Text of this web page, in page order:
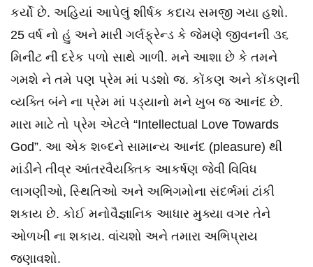
કર્યો છે. અહિયાં આપેલું શીર્ષક કદાચ સમજી ગયા હશો.
25 વર્ષ નો હું અને મારી ગર્લફ્રેન્ડ કે જેમણે જીવનની ૩૬
મિનીટ ની દરેક પળો સાથે ગાળી. મને આશા છે કે તમને
ગમશે ને તમે પણ પ્રેમ માં પડશો જ. કોંકણ અને કોંકણની
વ્યક્તિ બંને ના પ્રેમ માં પડ્યાનો મને ખુબ જ આનંદ છે.
મારા માટે તો પ્રેમ એટલે “Intellectual Love Towards
God”. આ એક શબ્દને સામાન્ય આનંદ (pleasure) થી
માંડીને તીવ્ર આંતરવૈયક્તિક આકર્ષણ જેવી વિવિધ
લાગણીઓ, સ્થિતિઓ અને અભિગમોના સંદર્ભમાં ટાંકી
શકાય છે. કોઈ મનોવૈજ્ઞાનિક આધાર મુક્યા વગર તેને
ઓળખી ના શકાય. વાંચશો અને તમારા અભિપ્રાય
જણાવશો.